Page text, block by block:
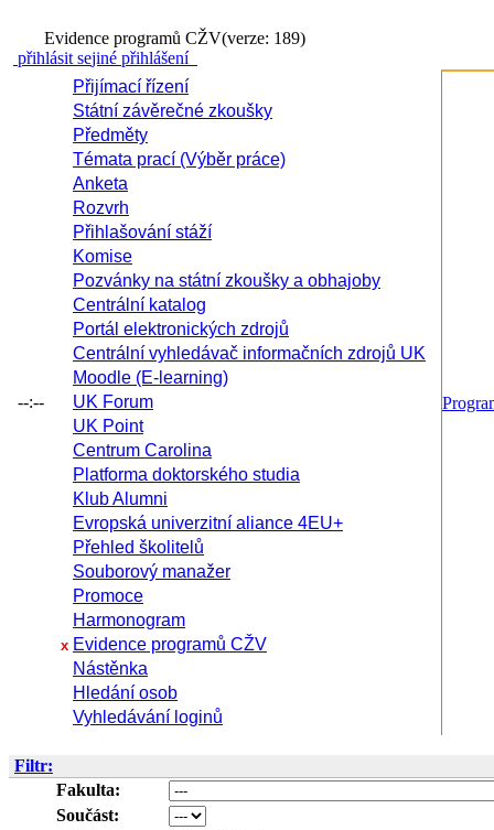
Evidence programů CŽV(verze: 189)
přihlásit sejiné přihlášení
--:--
Přijímací řízení
Státní závěrečné zkoušky
Předměty
Témata prací (Výběr práce)
Anketa
Rozvrh
Přihlašování stáží
Komise
Pozvánky na státní zkoušky a obhajoby
Centrální katalog
Portál elektronických zdrojů
Centrální vyhledávač informačních zdrojů UK
Moodle (E-learning)
UK Forum
UK Point
Centrum Carolina
Platforma doktorského studia
Klub Alumni
Evropská univerzitní aliance 4EU+
Přehled školitelů
Souborový manažer
Promoce
Harmonogram
x Evidence programů CŽV
Nástěnka
Hledání osob
Vyhledávání loginů
Filtr:
Fakulta:
Součást: